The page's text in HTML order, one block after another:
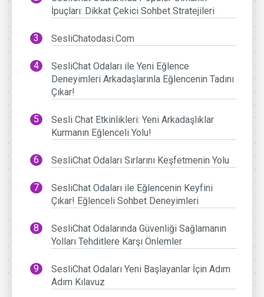
İpuçları: Dikkat Çekici Sohbet Stratejileri
SesliChatodasi.Com
SesliChat Odaları ile Yeni Eğlence
Deneyimleri Arkadaşlarınla Eğlencenin Tadını
Çıkar!
Sesli Chat Etkinlikleri: Yeni Arkadaşlıklar
Kurmanın Eğlenceli Yolu!
SesliChat Odaları Sırlarını Keşfetmenin Yolu
SesliChat Odaları ile Eğlencenin Keyfini
Çıkar! Eğlenceli Sohbet Deneyimleri
SesliChat Odalarında Güvenliği Sağlamanın
Yolları Tehditlere Karşı Önlemler
SesliChat Odaları Yeni Başlayanlar İçin Adım
Adım Kılavuz